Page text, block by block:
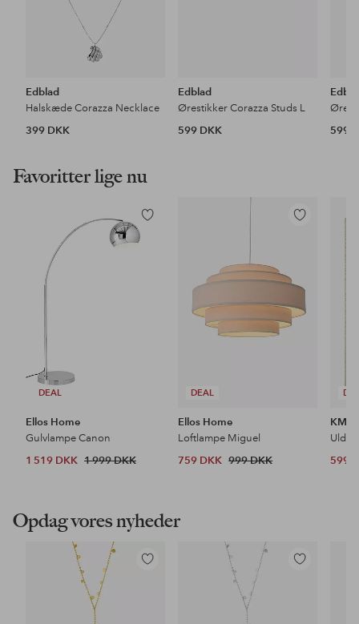
Edblad
Halskæde Corazza Necklace
399 DKK
Edblad
Ørestikker Corazza Studs L
599 DKK
599
Favoritter lige nu
DEAL
Tilføj
til
Ellos Home
Gulvlampe Canon
1 519 DKK 1 999 DKK
DEAL
Tilføj
Ellos Home
Loftlampe Miguel
759 DKK 999 DKK
KM
599
Opdag vores nyheder
Tilføj
Tilføj